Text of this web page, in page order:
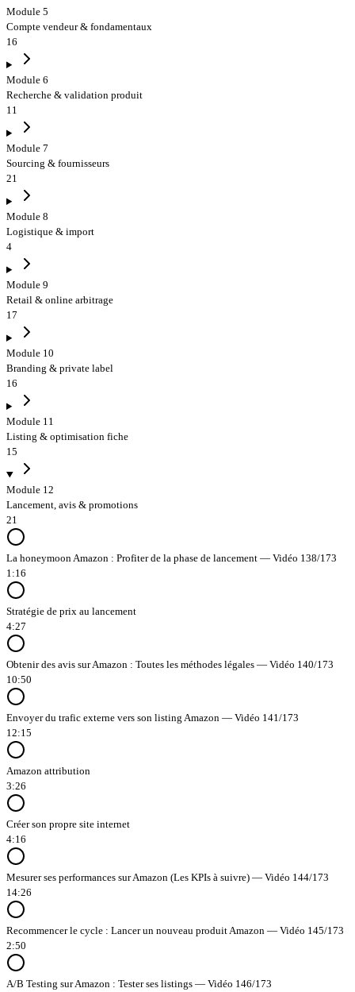
Module 5
Compte vendeur & fondamentaux
16
Module 6
Recherche & validation produit
11
Module 7
Sourcing & fournisseurs
21
Module 8
Logistique & import
4
Module 9
Retail & online arbitrage
17
Module 10
Branding & private label
16
Module 11
Listing & optimisation fiche
15
Module 12
Lancement, avis & promotions
21
La honeymoon Amazon : Profiter de la phase de lancement — Vidéo 138/173
1:16
Stratégie de prix au lancement
4:27
Obtenir des avis sur Amazon : Toutes les méthodes légales — Vidéo 140/173
10:50
Envoyer du trafic externe vers son listing Amazon — Vidéo 141/173
12:15
Amazon attribution
3:26
Créer son propre site internet
4:16
Mesurer ses performances sur Amazon (Les KPIs à suivre) — Vidéo 144/173
14:26
Recommencer le cycle : Lancer un nouveau produit Amazon — Vidéo 145/173
2:50
A/B Testing sur Amazon : Tester ses listings — Vidéo 146/173